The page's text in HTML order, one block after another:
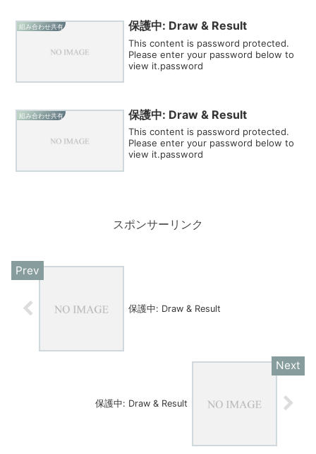
組み合わせ共有 保護中: Draw & Result
This content is password protected.
Please enter your password below to
view it.password
組み合わせ共有 保護中: Draw & Result
This content is password protected.
Please enter your password below to
view it.password
スポンサーリンク
保護中: Draw & Result
保護中: Draw & Result